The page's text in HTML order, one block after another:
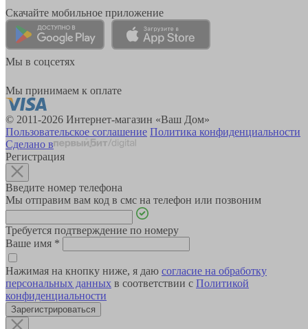
Скачайте мобильное приложение
Мы в соцсетях
Мы принимаем к оплате
© 2011-2026 Интернет-магазин «Ваш Дом»
Пользовательское соглашение Политика конфиденциальности
Сделано в
Регистрация
Введите номер телефона
Мы отправим вам код в смс на телефон или позвоним
Требуется подтверждение по номеру
Ваше имя *
Нажимая на кнопку ниже, я даю согласие на обработку
персональных данных в соответствии с Политикой
конфиденциальности
Зарегистрироваться